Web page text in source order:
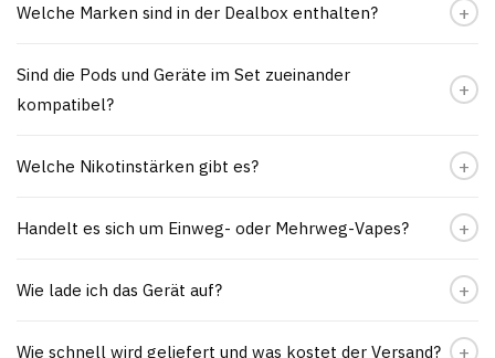
Welche Marken sind in der Dealbox enthalten?
Sind die Pods und Geräte im Set zueinander
kompatibel?
Welche Nikotinstärken gibt es?
Handelt es sich um Einweg- oder Mehrweg-Vapes?
Wie lade ich das Gerät auf?
Wie schnell wird geliefert und was kostet der Versand?